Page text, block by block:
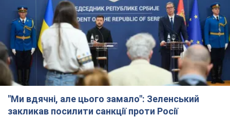
"Ми вдячні, але цього замало": Зеленський
закликав посилити санкції проти Росії